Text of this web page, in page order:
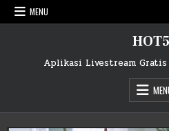
Skip
to
MENU
Aplikasi Livestream